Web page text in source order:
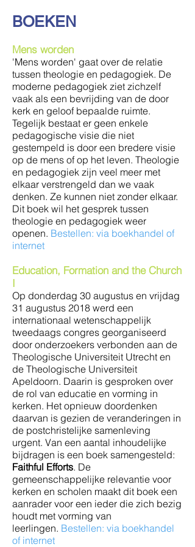
BOEKEN
Mens worden
'Mens worden' gaat over de relatie
tussen theologie en pedagogiek. De
moderne pedagogiek ziet zichzelf
vaak als een bevrijding van de door
kerk en geloof bepaalde ruimte.
Tegelijk bestaat er geen enkele
pedagogische visie die niet
gestempeld is door een bredere visie
op de mens of op het leven. Theologie
en pedagogiek zijn veel meer met
elkaar verstrengeld dan we vaak
denken. Ze kunnen niet zonder elkaar.
Dit boek wil het gesprek tussen
theologie en pedagogiek weer
openen. Bestellen: via boekhandel of
internet
Education, Formation and the Church
I
Op donderdag 30 augustus en vrijdag
31 augustus 2018 werd een
internationaal wetenschappelijk
tweedaags congres georganiseerd
door onderzoekers verbonden aan de
Theologische Universiteit Utrecht en
de Theologische Universiteit
Apeldoorn. Daarin is gesproken over
de rol van educatie en vorming in
kerken. Het opnieuw doordenken
daarvan is gezien de veranderingen in
de postchristelijke samenleving
urgent. Van een aantal inhoudelijke
bijdragen is een boek samengesteld:
Faithful Efforts. De
gemeenschappelijke relevantie voor
kerken en scholen maakt dit boek een
aanrader voor een ieder die zich bezig
houdt met vorming van
leerlingen. Bestellen: via boekhandel
of internet